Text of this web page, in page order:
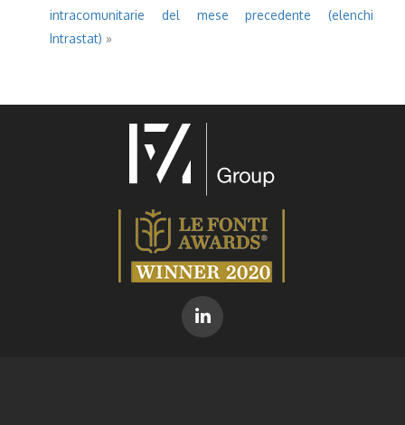
intracomunitarie del mese precedente (elenchi
Intrastat) »